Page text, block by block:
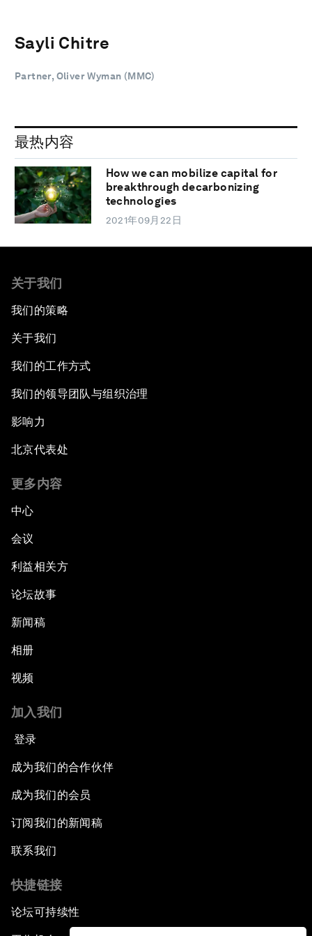
Sayli Chitre
Partner, Oliver Wyman (MMC)
最热内容
How we can mobilize capital for
breakthrough decarbonizing
technologies
2021年09月22日
关于我们
我们的策略
关于我们
我们的工作方式
我们的领导团队与组织治理
影响力
北京代表处
更多内容
中心
会议
利益相关方
论坛故事
新闻稿
相册
视频
加入我们
登录
成为我们的合作伙伴
成为我们的会员
订阅我们的新闻稿
联系我们
快捷链接
论坛可持续性